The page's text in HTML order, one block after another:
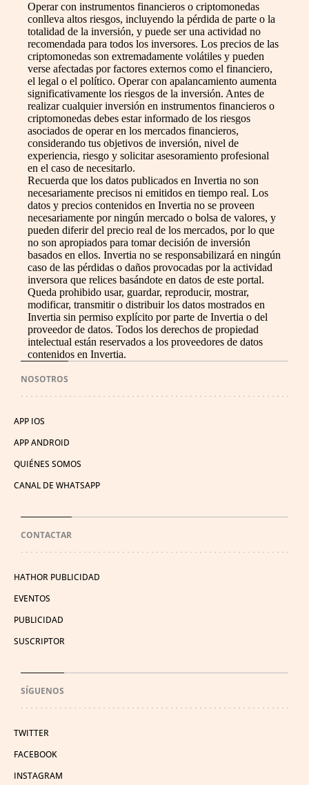
Operar con instrumentos financieros o criptomonedas
conlleva altos riesgos, incluyendo la pérdida de parte o la
totalidad de la inversión, y puede ser una actividad no
recomendada para todos los inversores. Los precios de las
criptomonedas son extremadamente volátiles y pueden
verse afectadas por factores externos como el financiero,
el legal o el político. Operar con apalancamiento aumenta
significativamente los riesgos de la inversión. Antes de
realizar cualquier inversión en instrumentos financieros o
criptomonedas debes estar informado de los riesgos
asociados de operar en los mercados financieros,
considerando tus objetivos de inversión, nivel de
experiencia, riesgo y solicitar asesoramiento profesional
en el caso de necesitarlo.
Recuerda que los datos publicados en Invertia no son
necesariamente precisos ni emitidos en tiempo real. Los
datos y precios contenidos en Invertia no se proveen
necesariamente por ningún mercado o bolsa de valores, y
pueden diferir del precio real de los mercados, por lo que
no son apropiados para tomar decisión de inversión
basados en ellos. Invertia no se responsabilizará en ningún
caso de las pérdidas o daños provocadas por la actividad
inversora que relices basándote en datos de este portal.
Queda prohibido usar, guardar, reproducir, mostrar,
modificar, transmitir o distribuir los datos mostrados en
Invertia sin permiso explícito por parte de Invertia o del
proveedor de datos. Todos los derechos de propiedad
intelectual están reservados a los proveedores de datos
contenidos en Invertia.
NOSOTROS
APP IOS
APP ANDROID
QUIÉNES SOMOS
CANAL DE WHATSAPP
CONTACTAR
HATHOR PUBLICIDAD
EVENTOS
PUBLICIDAD
SUSCRIPTOR
SÍGUENOS
TWITTER
FACEBOOK
INSTAGRAM